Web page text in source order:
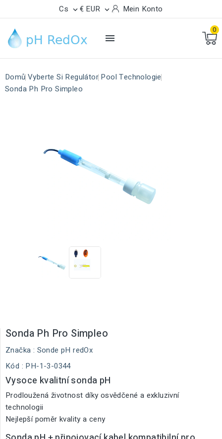
Cs  € EUR  Mein Konto

0
Domů Vyberte Si Regulátor Pool Technologie
Sonda Ph Pro Simpleo
Sonda Ph Pro Simpleo
Značka : Sonde pH redOx
Kód : PH-1-3-0344
Vysoce kvalitní sonda pH
Prodloužená životnost díky osvědčené a exkluzivní
technologii
Nejlepší poměr kvality a ceny